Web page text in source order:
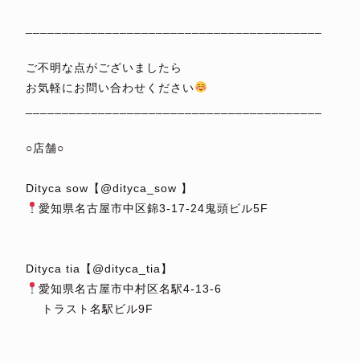
ご不明な点がございましたら
お気軽にお問い合わせください
○店舗○
Dityca sow【@dityca_sow 】
愛知県名古屋市中区錦3-17-24鬼頭ビル5F
Dityca tia【@dityca_tia】
愛知県名古屋市中村区名駅4-13-6
トラスト名駅ビル9F